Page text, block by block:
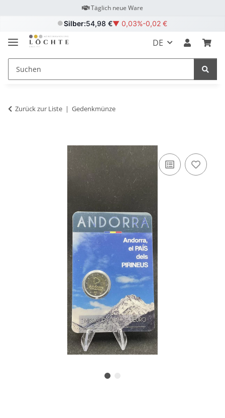
Täglich neue Ware
Silber:54,98 €▼ 0,03%-0,02 €
DE
Zurück zur Liste Gedenkmünze